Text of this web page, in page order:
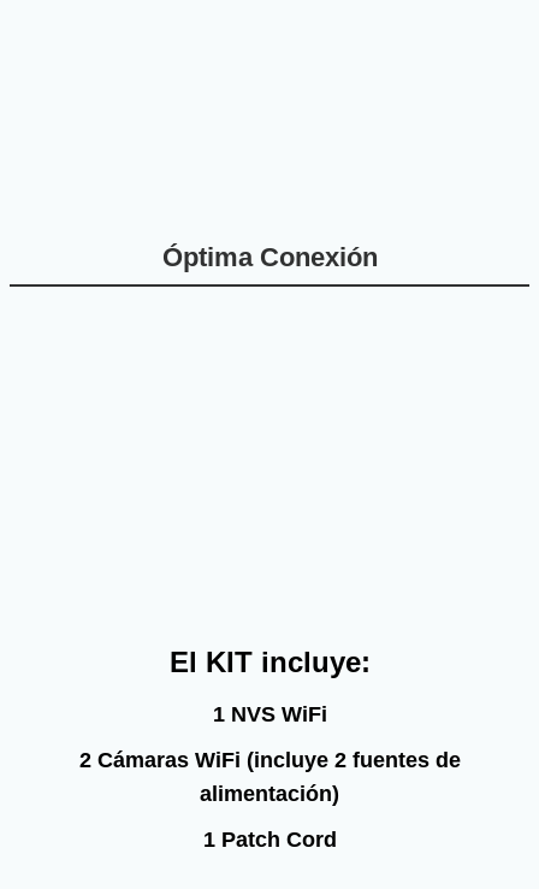
Óptima Conexión
El KIT incluye:
1 NVS WiFi
2 Cámaras WiFi (incluye 2 fuentes de
alimentación)
1 Patch Cord